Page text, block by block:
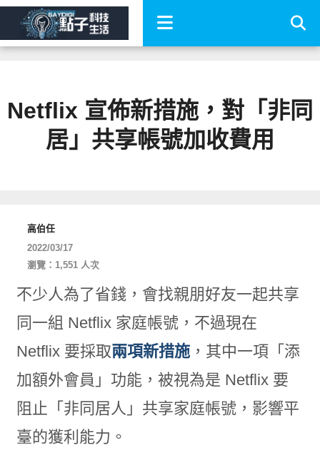
Netflix 宣佈新措施，對「非同
居」共享帳號加收費用
高伯任
2022/03/17
瀏覽：1,551 人次
不少人為了省錢，會找親朋好友一起共享
同一組 Netflix 家庭帳號，不過現在
Netflix 要採取兩項新措施，其中一項「添
加額外會員」功能，被視為是 Netflix 要
阻止「非同居人」共享家庭帳號，影響平
臺的獲利能力。